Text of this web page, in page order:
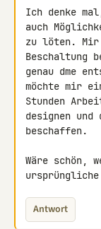
Ich denke
auch
zu löten. Mir
Beschaltung
genau dme
möchte mir
Stunden
designen
beschaffen.
Wäre schön,
Antwort